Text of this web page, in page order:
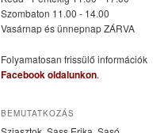
tartalomra
tartalomra
Szombaton 11.00 - 14.00
Vasárnap és ünnepnap ZÁRVA
Folyamatosan frissülő információk
Facebook oldalunkon.
BEMUTATKOZÁS